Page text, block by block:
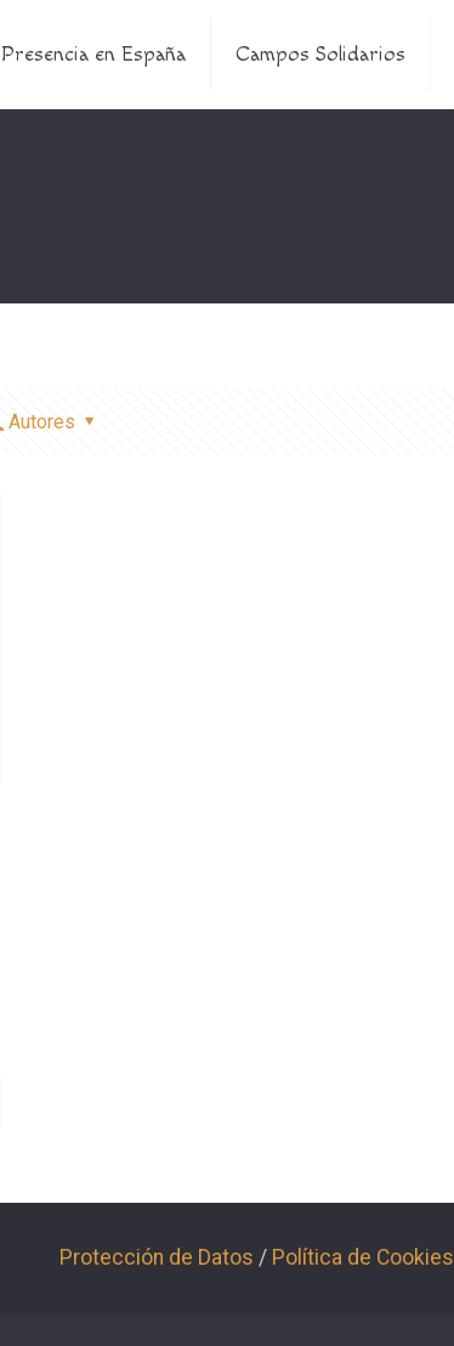
Presencia en España Campos Solidarios
Autores
Protección de Datos / Política de Cookies